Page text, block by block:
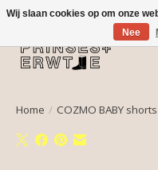
Home / COZMO BABY
Wij slaan cookies op om onze
Nee